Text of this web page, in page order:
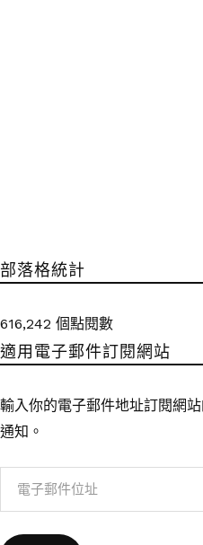
部落格統計
616,242 個點閱數
適用電子郵件訂閱網站
輸入你的電子郵件地址訂閱網
通知。